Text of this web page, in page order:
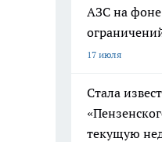
АЗС на
17 июля
Стала
текущую